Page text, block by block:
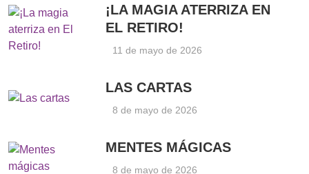
¡LA MAGIA ATERRIZA EN
EL RETIRO!
11 de mayo de 2026
LAS CARTAS
8 de mayo de 2026
MENTES MÁGICAS
8 de mayo de 2026